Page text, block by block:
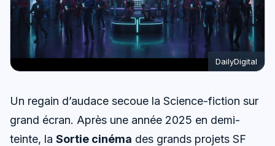
DailyDigital
Un regain d’audace secoue la Science-fiction sur
grand écran. Après une année 2025 en demi-
teinte, la Sortie cinéma des grands projets SF